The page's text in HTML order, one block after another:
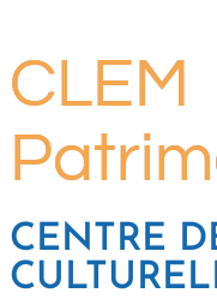
CLEM
CENTRE